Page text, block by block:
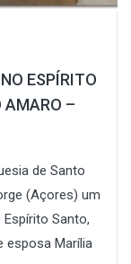
ESPÍRITO
AMARO –
de Santo
(Açores) um
Santo,
esposa Marília